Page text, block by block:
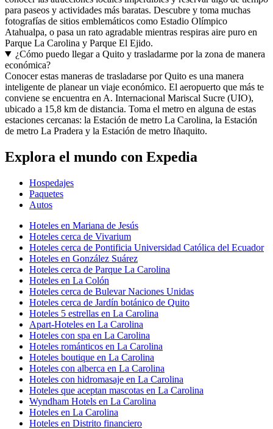
para paseos y actividades más baratas. Descubre y toma muchas
fotografías de sitios emblemáticos como Estadio Olímpico
Atahualpa, o pasa un rato agradable mientras respiras aire puro en
Parque La Carolina y Parque El Ejido.
¿Cómo puedo llegar a Quito y trasladarme por la zona de manera
económica?
Conocer estas maneras de trasladarse por Quito es una manera
inteligente de planear un viaje económico. El aeropuerto que más te
conviene se encuentra en A. Internacional Mariscal Sucre (UIO),
ubicado a 15,8 km de distancia. Toma el metro en alguna de estas
estaciones cercanas: la Estación de metro La Carolina, la Estación
de metro La Pradera y la Estación de metro Iñaquito.
Explora el mundo con Expedia
Hospedajes
Paquetes
Autos
Hoteles en Mariana de Jesús
Hoteles cerca de Vivarium
Hoteles cerca de Pontificia Universidad Católica del Ecuador
Hoteles en González Suárez
Hoteles cerca de Parque La Carolina
Hoteles en La Colón
Hoteles cerca de Bulevar Naciones Unidas
Hoteles cerca de Jardín botánico de Quito
Hoteles 5 estrellas en La Carolina
Apart-Hoteles en La Carolina
Hoteles con spa en La Carolina
Hoteles románticos en La Carolina
Hoteles boutique en La Carolina
Hoteles con alberca en La Carolina
Hoteles con hidromasaje en La Carolina
Hoteles que aceptan mascotas en La Carolina
Wyndham Hotels en La Carolina
Hoteles en La Carolina
Hoteles en Distrito financiero